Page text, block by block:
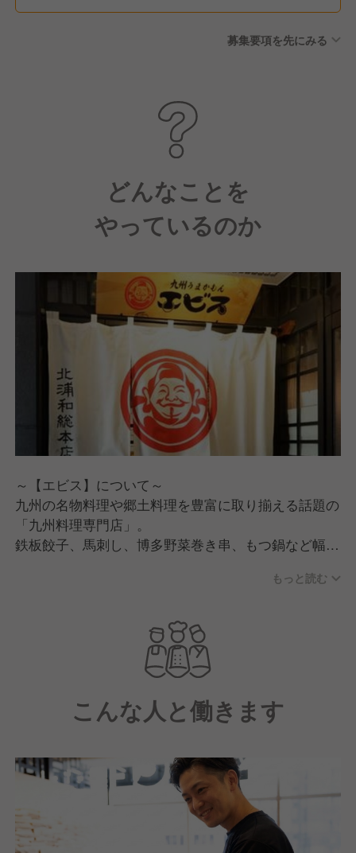
募集要項を先にみる
どんなことを
やっているのか
～【エビス】について～
九州の名物料理や郷土料理を豊富に取り揃える話題の
「九州料理専門店」。
鉄板餃子、馬刺し、博多野菜巻き串、もつ鍋など幅広
居心地の良いお洒落な店内と確立されたコンセプトで
メディアでも話題のブランドです。
もっと読む
こんな人と働きます